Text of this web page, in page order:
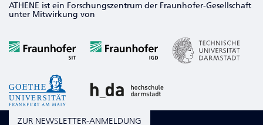
ATHENE ist ein Forschungszentrum der Fraunhofer-Gesellschaft
unter Mitwirkung von
ZUR NEWSLETTER-ANMELDUNG